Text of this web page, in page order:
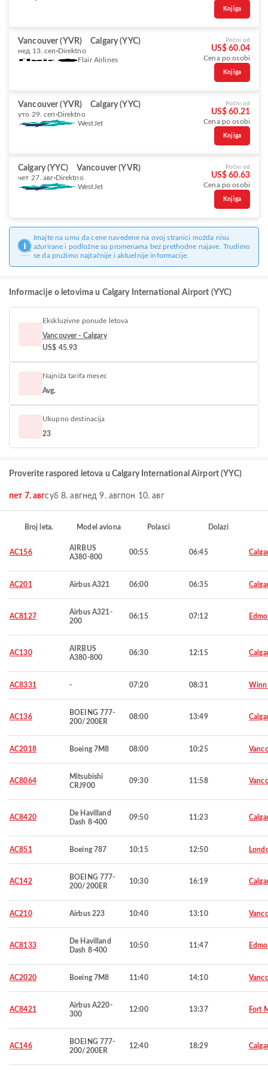
Knjiga
Vancouver (YVR) Calgary (YYC)
нед 13. сеп Direktno
Flair Airlines
Počni od
US$ 60.04
Cena po osobi
Knjiga
Vancouver (YVR) Calgary (YYC)
уто 29. сеп Direktno
WestJet
Počni od
US$ 60.21
Cena po osobi
Knjiga
Calgary (YYC) Vancouver (YVR)
чет 27. авг Direktno
WestJet
Počni od
US$ 60.63
Cena po osobi
Knjiga
Imajte na umu da cene navedene na ovoj stranici možda nisu
ažurirane i podložne su promenama bez prethodne najave. Trudimo
se da pružimo najtačnije i aktuelnije informacije.
Informacije o letovima u Calgary International Airport (YYC)
Ekskluzivne ponude letova
Vancouver - Calgary
US$ 45.93
Najniža tarifa mesec
Avg.
Ukupno destinacija
23
Proverite raspored letova u Calgary International Airport (YYC)
пет 7. авгсуб 8. авгнед 9. авгпон 10. авг
Broj leta. Model aviona Polasci Dolazi
AC156
AIRBUS
A380-800
00:55 06:45
AC201 Airbus A321 06:00 06:35
AC8127
Airbus A321-
200
06:15 07:12
AC130
AIRBUS
A380-800
06:30 12:15
AC8331 - 07:20 08:31
AC136
BOEING 777-
200/200ER
08:00 13:49
AC2018 Boeing 7M8 08:00 10:25
AC8064
Mitsubishi
CRJ900
09:30 11:58
AC8420
De Havilland
Dash 8-400
09:50 11:23
AC851 Boeing 787 10:15 12:50
AC142
BOEING 777-
200/200ER
10:30 16:19
AC210 Airbus 223 10:40 13:10
AC8133
De Havilland
Dash 8-400
10:50 11:47
AC2020 Boeing 7M8 11:40 14:10
AC8421
Airbus A220-
300
12:00 13:37 Fort
AC146
BOEING 777-
200/200ER
12:40 18:29